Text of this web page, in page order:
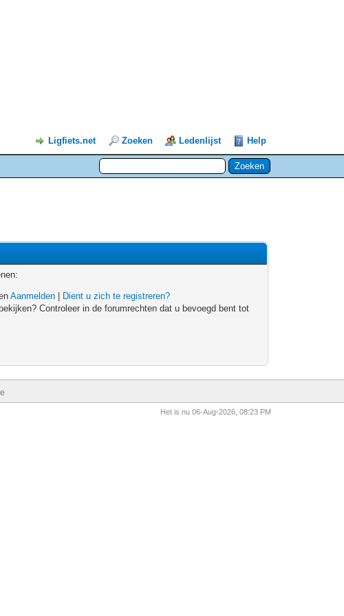
Ligfiets.net Zoeken Ledenlijst Help
Aanmelden
Dient u zich te registreren?
Controleer in de forumrechten dat u bevoegd bent tot
Het is nu 06-Aug-2026, 08:23 PM